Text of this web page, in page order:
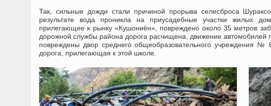
Так, сильные дожди стали причиной прорыва селесброса
результате вода проникла на приусадебные участки жилых
прилегающее к рынку «Кушониён», повреждено около 35 метров
дорожной службы района дорога расчищена, движение автомобилей
повреждены двор среднего общеобразовательного учреждения №
дорога, прилегающая к этой школе.